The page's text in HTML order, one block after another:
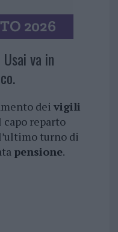
va in
dei vigili
capo reparto
turno di
pensione.